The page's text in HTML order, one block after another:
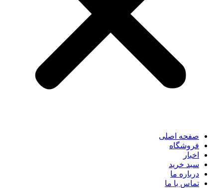
صفحه اصلی
فروشگاه
اخبار
سبد خرید
درباره ما
تماس با ما